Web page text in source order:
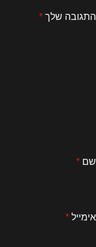
התגובה שלך *
שם *
אימייל *